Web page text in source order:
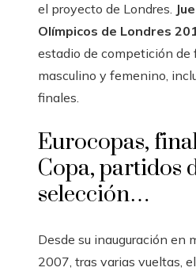
el proyecto de Londres.
Olímpicos de Londres
estadio de competición de
masculino y femenino,
finales.
Eurocopas,
Copa, partidos
selección…
Desde su inauguración en
2007, tras varias vueltas,